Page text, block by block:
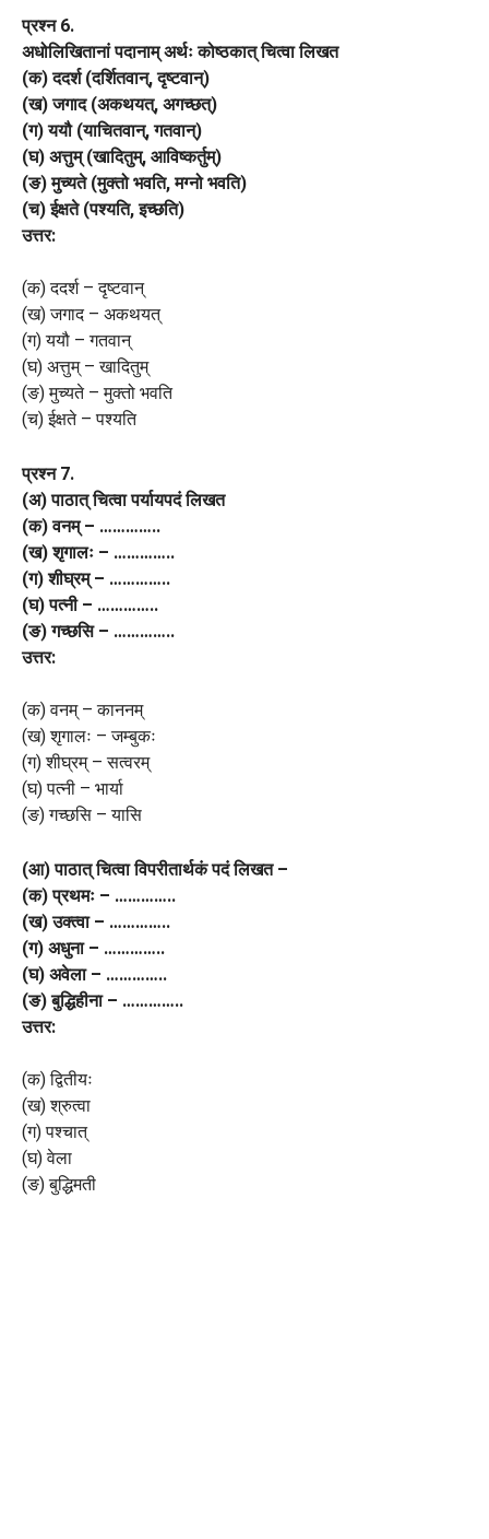
प्रश्न 6.
अधोलिखितानां पदानाम् अर्थः कोष्ठकात् चित्वा लिखत
(क) ददर्श (दर्शितवान्, दृष्टवान्)
(ख) जगाद (अकथयत्, अगच्छत्)
(ग) ययौ (याचितवान्, गतवान्)
(घ) अत्तुम् (खादितुम्, आविष्कर्तुम्)
(ङ) मुच्यते (मुक्तो भवति, मग्नो भवति)
(च) ईक्षते (पश्यति, इच्छति)
उत्तर:
(क) ददर्श – दृष्टवान्
(ख) जगाद – अकथयत्
(ग) ययौ – गतवान्
(घ) अत्तुम् – खादितुम्
(ङ) मुच्यते – मुक्तो भवति
(च) ईक्षते – पश्यति
प्रश्न 7.
(अ) पाठात् चित्वा पर्यायपदं लिखत
(क) वनम् – …………..
(ख) शृगालः – …………..
(ग) शीघ्रम् – …………..
(घ) पत्नी – …………..
(ङ) गच्छसि – …………..
उत्तर:
(क) वनम् – काननम्
(ख) शृगालः – जम्बुकः
(ग) शीघ्रम् – सत्वरम्
(घ) पत्नी – भार्या
(ङ) गच्छसि – यासि
(आ) पाठात् चित्वा विपरीतार्थकं पदं लिखत –
(क) प्रथमः – …………..
(ख) उक्त्वा – …………..
(ग) अधुना – …………..
(घ) अवेला – …………..
(ङ) बुद्धिहीना – …………..
उत्तर:
(क) द्वितीयः
(ख) श्रुत्वा
(ग) पश्चात्
(घ) वेला
(ङ) बुद्धिमती